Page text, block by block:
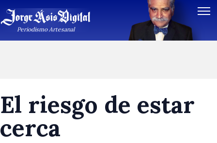
Periodismo Artesanal
El riesgo de estar
cerca